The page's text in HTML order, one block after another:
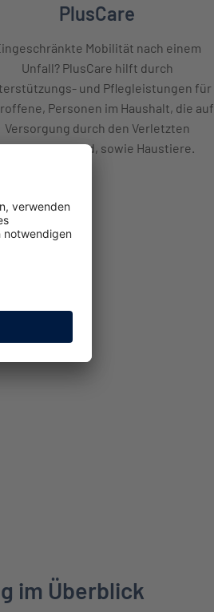
PlusCare
Mobilität nach einem
Unfall? PlusCare hilft durch
und Pflegleistungen für
Personen im Haushalt, die auf
Versorgung durch den Verletzten
angewiesen sind, sowie Haustiere.
im Überblick